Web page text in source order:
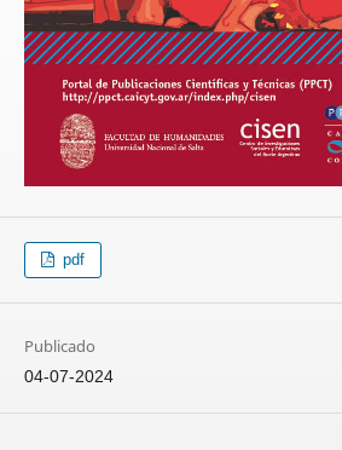
pdf
Publicado
04-07-2024